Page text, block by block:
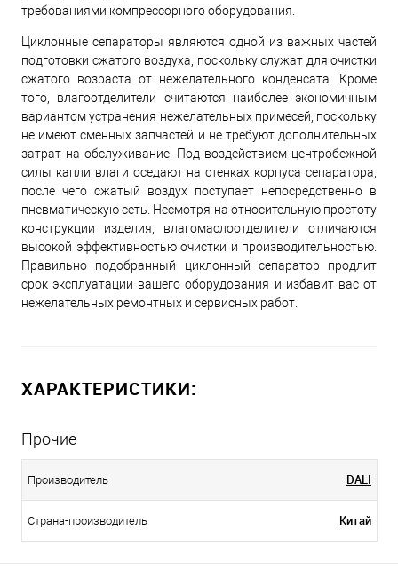
требованиями компрессорного оборудования.
Циклонные сепараторы являются одной из важных частей
подготовки сжатого воздуха, поскольку служат для очистки
сжатого возраста от нежелательного конденсата. Кроме
того, влагоотделители считаются наиболее экономичным
вариантом устранения нежелательных примесей, поскольку
не имеют сменных запчастей и не требуют дополнительных
затрат на обслуживание. Под воздействием центробежной
силы капли влаги оседают на стенках корпуса сепаратора,
после чего сжатый воздух поступает непосредственно в
пневматическую сеть. Несмотря на относительную простоту
конструкции изделия, влагомаслоотделители отличаются
высокой эффективностью очистки и производительностью.
Правильно подобранный циклонный сепаратор продлит
срок эксплуатации вашего оборудования и избавит вас от
нежелательных ремонтных и сервисных работ.
ХАРАКТЕРИСТИКИ:
Прочие
Производитель DALI
Страна-производитель Китай